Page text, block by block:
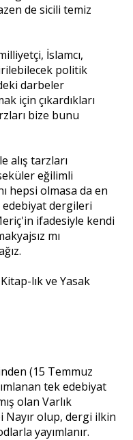
de sicili temiz
İslamcı,
politik
darbeler
için çıkardıkları
bize bunu
alış tarzları
eğilimli
hepsi olmasa da en
dergileri
ifadesiyle kendi
mı
lık ve Yasak
(15 Temmuz
tek edebiyat
olan Varlık
olup, dergi ilkin
yayımlanır.